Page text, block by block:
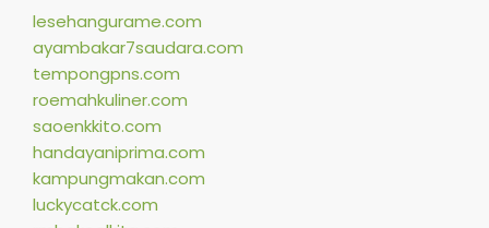
lesehangurame.com
ayambakar7saudara.com
tempongpns.com
roemahkuliner.com
saoenkkito.com
handayaniprima.com
kampungmakan.com
luckycatck.com